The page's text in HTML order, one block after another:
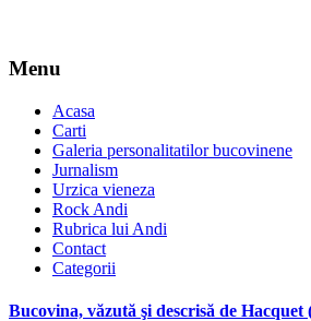
Menu
Acasa
Carti
Galeria personalitatilor bucovinene
Jurnalism
Urzica vieneza
Rock Andi
Rubrica lui Andi
Contact
Categorii
Bucovina, văzută şi descrisă de Hacquet